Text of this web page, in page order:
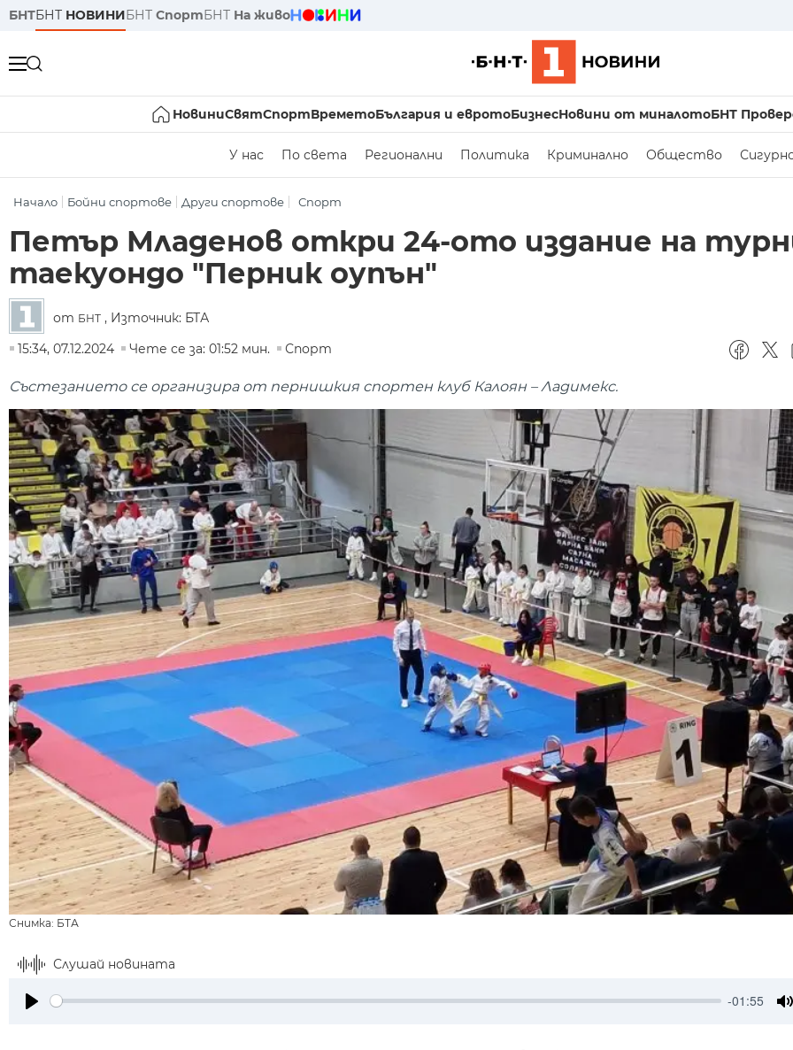
БНТБНТ НОВИНИБНТ СпортБНТ На живо
НовиниСвятСпортВреметоБългария и евротоБизнесНовини от миналотоБНТ
У нас По света Регионални Политика Криминално Общество
Начало Бойни спортове Други спортове Спорт
Петър Младенов откри 24-ото издание на
таекуондо "Перник оупън"
от БНТ , Източник: БТА
15:34, 07.12.2024
Чете се за: 01:52 мин. Спорт
Състезанието се организира от пернишкия спортен клуб Калоян – Ладимекс.
Снимка: БТА
Слушай новината
-01:55